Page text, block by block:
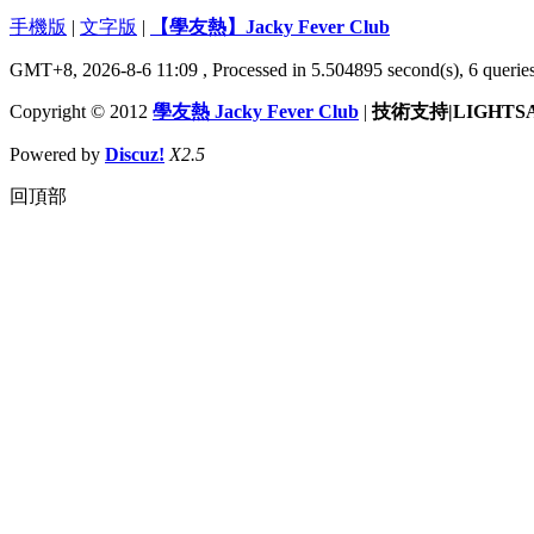
手機版 | 文字版 | 【學友熱】Jacky Fever Club
GMT+8, 2026-8-6 11:09 , Processed in 5.504895 second(s), 6
Copyright © 2012 學友熱 Jacky Fever Club | 技術支持
Powered by Discuz! X2.5
回頂部